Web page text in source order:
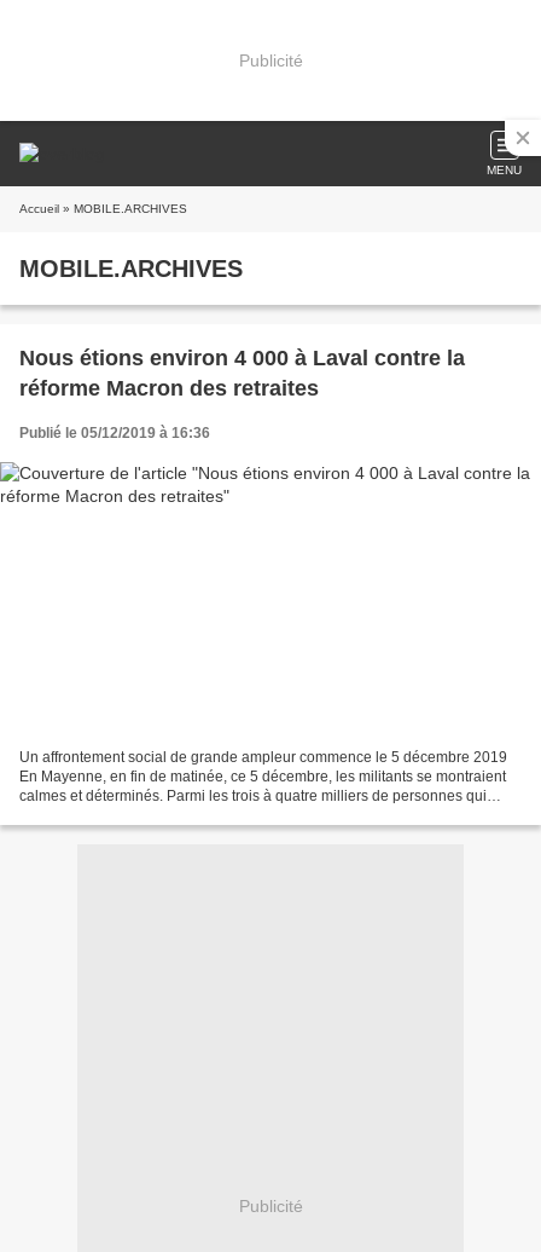
Publicité
MENU
Accueil » MOBILE.ARCHIVES
MOBILE.ARCHIVES
Nous étions environ 4 000 à Laval contre la
réforme Macron des retraites
Publié le 05/12/2019 à 16:36
Un affrontement social de grande ampleur commence le 5 décembre 2019
En Mayenne, en fin de matinée, ce 5 décembre, les militants se montraient
calmes et déterminés. Parmi les trois à quatre milliers de personnes qui
Publicité